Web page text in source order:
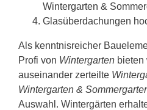
Wintergarten &
Glasüberdachungen
Als kenntnisreicher
Profi von Wintergarten bieten
auseinander zerteilte
Wintergarten &
Auswahl. Wintergärten